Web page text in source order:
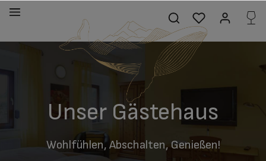
springen
Unser Gästehaus
Wohlfühlen, Abschalten, Genießen!